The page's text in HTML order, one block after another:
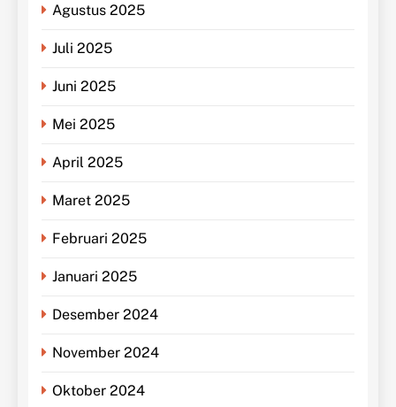
Agustus 2025
Juli 2025
Juni 2025
Mei 2025
April 2025
Maret 2025
Februari 2025
Januari 2025
Desember 2024
November 2024
Oktober 2024